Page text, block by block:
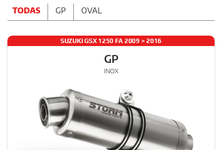
TODAS GP OVAL
SUZUKI GSX 1250 FA 2009 > 2016
GP
INOX